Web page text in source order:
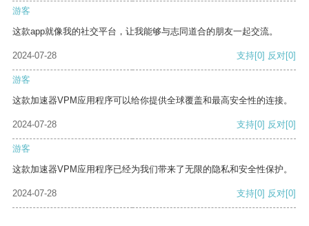
游客
这款app就像我的社交平台，让我能够与志同道合的朋友一起交流。
2024-07-28 支持[0] 反对[0]
游客
这款加速器VPM应用程序可以给你提供全球覆盖和最高安全性的连接。
2024-07-28 支持[0] 反对[0]
游客
这款加速器VPM应用程序已经为我们带来了无限的隐私和安全性保护。
2024-07-28 支持[0] 反对[0]